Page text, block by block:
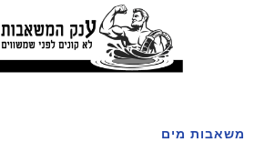
משאבות מים